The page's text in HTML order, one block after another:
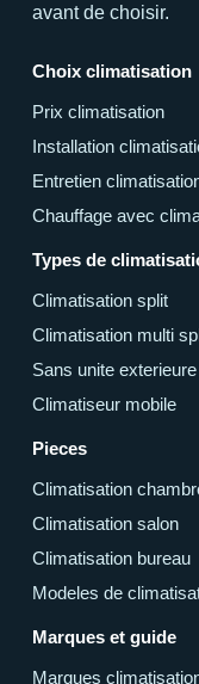
avant de choisir.
Choix climatisation
Prix climatisation
Installation
Entretien
Chauffage avec
Types de
Climatisation split
Climatisation multi
Sans unite exterieure
Climatiseur mobile
Pieces
Climatisation
Climatisation salon
Climatisation bureau
Modeles de
Marques et guide
Marques